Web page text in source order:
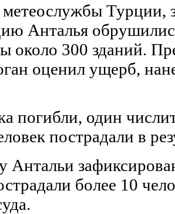
Турции,
Анталья
около 300 зданий.
оценил ущерб,
погибли, один
пострадали в
Антальи
более 10